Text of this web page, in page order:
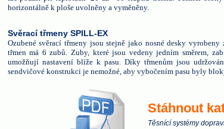
horizontálně k ploše uvolněny a vyměněny.
Svěrací třmeny SPILL-EX
Ozubené svěrací třmeny jsou stejně jako nosné desky
třmen má 6 zubů. Zuby, které jsou vedeny jedním směrem,
umožňují nastavení blíže k pasu. Díky třmenům jsou
sendvičové konstrukci je nemožné, aby vybočením pasu byly
Stáhnout
Těsnící systémy